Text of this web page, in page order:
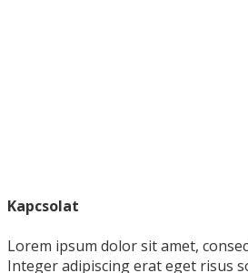
Kapcsolat
Lorem ipsum dolor sit amet,
Integer adipiscing erat eget risus